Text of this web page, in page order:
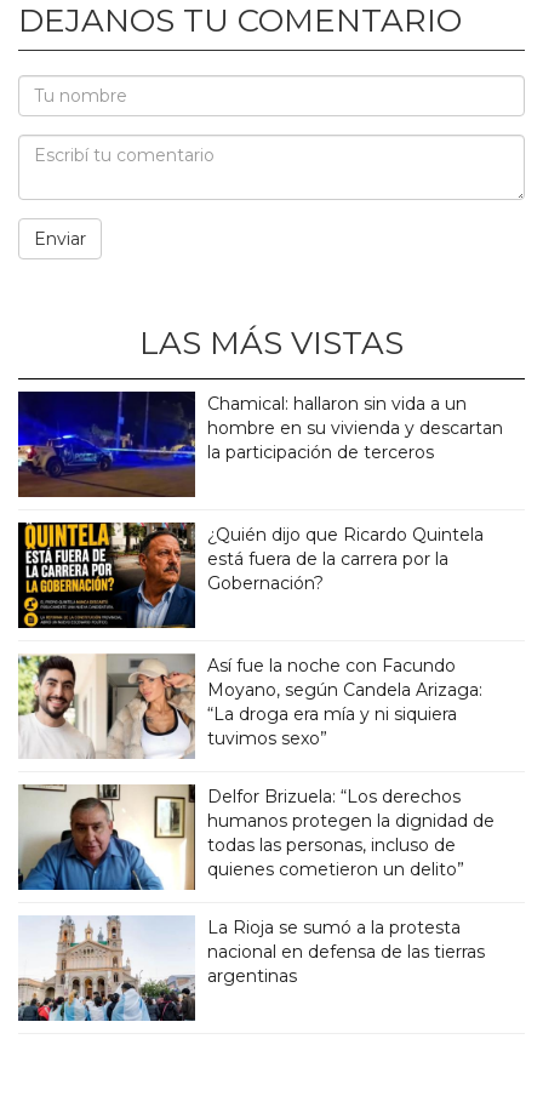
DEJANOS TU COMENTARIO
LAS MÁS VISTAS
Chamical: hallaron sin vida a un
hombre en su vivienda y descartan
la participación de terceros
¿Quién dijo que Ricardo Quintela
está fuera de la carrera por la
Gobernación?
Así fue la noche con Facundo
Moyano, según Candela Arizaga:
“La droga era mía y ni siquiera
tuvimos sexo”
Delfor Brizuela: “Los derechos
humanos protegen la dignidad de
todas las personas, incluso de
quienes cometieron un delito”
La Rioja se sumó a la protesta
nacional en defensa de las tierras
argentinas